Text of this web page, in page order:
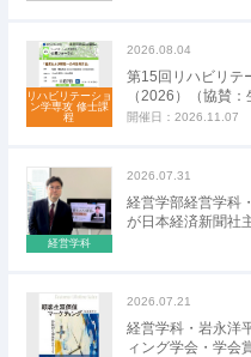
2026.08.04
第15回リハビリテ
（2026）（協賛
開催日： 2026.11.07
リハビリテーショ
ン学専攻 修士課
程
2026.07.31
経営学部経営学科
が日本経済新聞社
経営学科
2026.07.21
経営学科・岩永洋
ィング学会・学会